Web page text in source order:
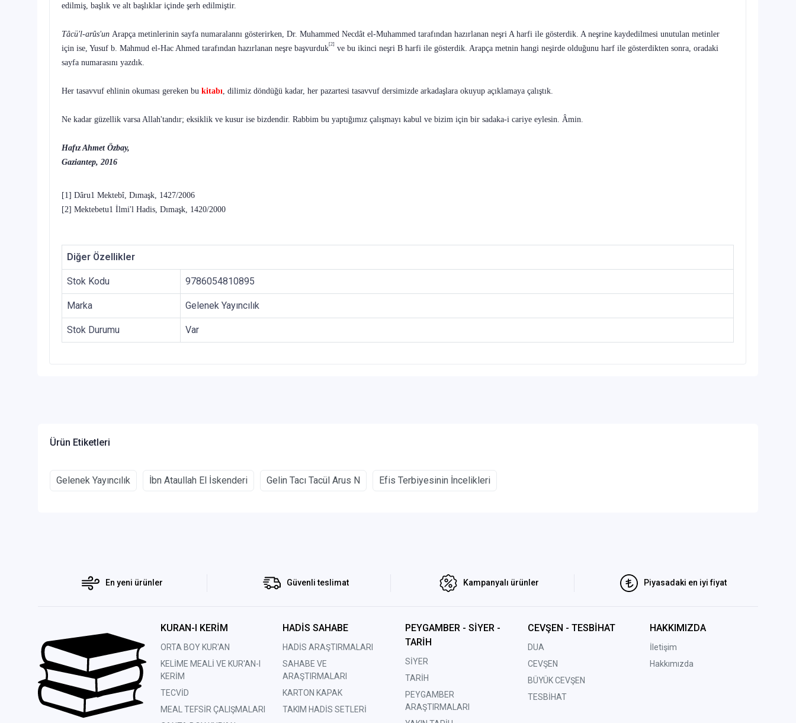
edilmiş, başlık ve alt başlıklar içinde şerh edilmiştir.
Tâcü'l-arûs'un Arapça metinlerinin sayfa numaralannı gösterirken, Dr. Muhammed Necdât el-Muhammed tarafın­dan hazırlanan neşri A harfi ile gösterdik. A neşrine kayde­dilmesi unutulan metinler
için ise, Yusuf b. Mahmud el-Hac Ahmed tarafından hazırlanan neşre başvurduk[2] ve bu ikinci neşri B harfi ile gösterdik. Arapça metnin hangi neşirde ol­duğunu harf ile gösterdikten sonra, oradaki
sayfa numara­sını yazdık.
Her tasavvuf ehlinin okuması gereken bu kitabı , dilimiz döndüğü kadar, her pazartesi tasavvuf dersimizde arkadaş­lara okuyup açıklamaya çalıştık.
Ne kadar güzellik varsa Allah'tandır; eksiklik ve kusur ise bizdendir. Rabbim bu yaptığımız çalışmayı kabul ve bi­zim için bir sadaka-i cariye eylesin. Âmin.
Hafız Ahmet Özbay,
Gaziantep, 2016
[1] Dâru1 Mektebî, Dımaşk, 1427/2006
[2] Mektebetu1 İlmi'l Hadis, Dımaşk, 1420/2000
Diğer Özellikler
Stok Kodu 9786054810895
Marka Gelenek Yayıncılık
Stok Durumu Var
Ürün Etiketleri
Gelenek Yayıncılık İbn Ataullah El İskenderi Gelin Tacı Tacül Arus N Efis Terbiyesinin İncelikleri
En yeni ürünler Güvenli teslimat Kampanyalı ürünler Piyasadaki en iyi fiyat
KURAN-I KERİM
ORTA BOY KUR'AN
KELİME MEALİ VE KUR'AN-I
KERİM
TECVİD
MEAL TEFSİR ÇALIŞMALARI
HADİS SAHABE
HADİS ARAŞTIRMALARI
SAHABE VE
ARAŞTIRMALARI
KARTON KAPAK
TAKIM HADİS SETLERİ
PEYGAMBER - SİYER -
TARİH
SİYER
TARİH
PEYGAMBER
ARAŞTIRMALARI
CEVŞEN - TESBİHAT
DUA
CEVŞEN
BÜYÜK CEVŞEN
TESBİHAT
HAKKIMIZDA
İletişim
Hakkımızda